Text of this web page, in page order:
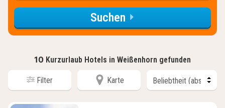
Suchen
10 Kurzurlaub Hotels in Weißenhorn gefunden
Filter Karte